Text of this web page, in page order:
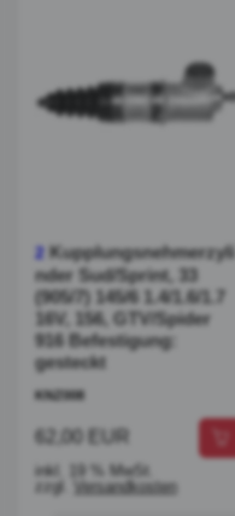
2 Kupplungsnehmerzyli
nder Sud/Sprint, 33
(905/7) 145/6 1.4/1.6/1.7
16V, 156, GTV/Spider
916 Befestigung:
gesteckt
KNZ008
62,00 EUR
inkl. 19 % MwSt.
zzgl.
Versandkosten